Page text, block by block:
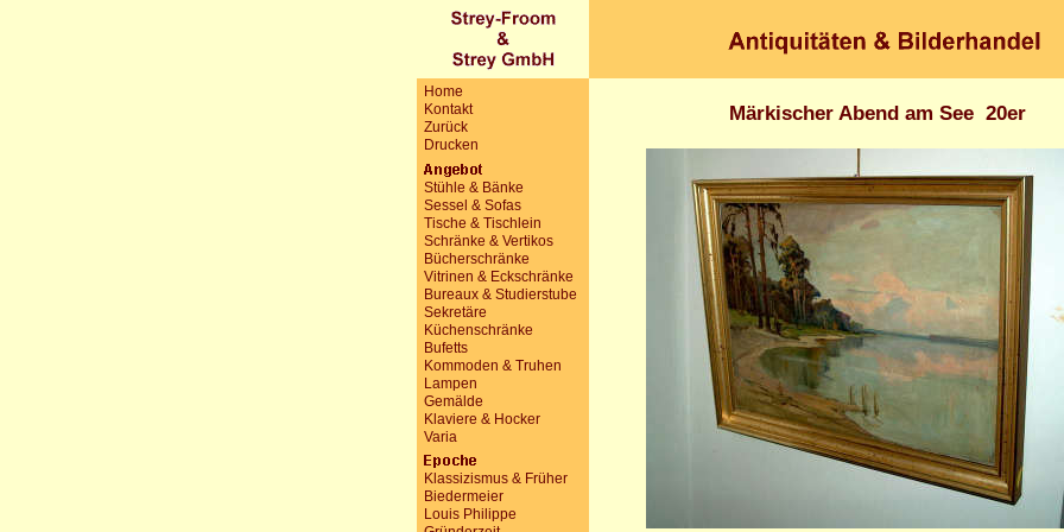
Home
Kontakt
Zurück
Drucken
Stühle & Bänke
Sessel & Sofas
Tische & Tischlein
Schränke & Vertikos
Bücherschränke
Vitrinen & Eckschränke
Bureaux & Studierstube
Sekretäre
Küchenschränke
Bufetts
Kommoden & Truhen
Lampen
Gemälde
Klaviere & Hocker
Varia
Klassizismus & Früher
Biedermeier
Louis Philippe
Märkischer Abend am See 20er